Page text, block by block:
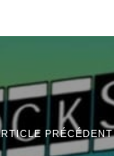
PRÉCÉDENT